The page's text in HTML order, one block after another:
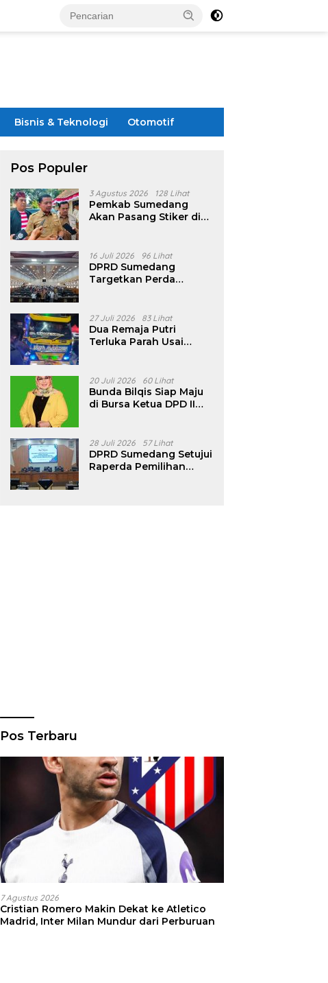
Bisnis & Teknologi Otomotif
Pos Populer
3 Agustus 2026 128 Lihat
Pemkab Sumedang
Akan Pasang Stiker di
16 Juli 2026 96 Lihat
DPRD Sumedang
Targetkan Perda
Pencalonan Diperjelas
27 Juli 2026 83 Lihat
Dua Remaja Putri
Terluka Parah Usai
Tanjungsari Sumedang
20 Juli 2026 60 Lihat
Bunda Bilqis Siap Maju
di Bursa Ketua DPD II
28 Juli 2026 57 Lihat
DPRD Sumedang Setujui
Raperda Pemilihan
Pos Terbaru
7 Agustus 2026
Cristian Romero Makin Dekat ke Atletico
Madrid, Inter Milan Mundur dari Perburuan